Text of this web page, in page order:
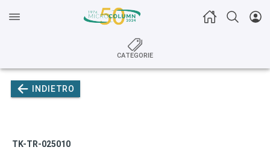
CATEGORIE
INDIETRO
TK-TR-025010